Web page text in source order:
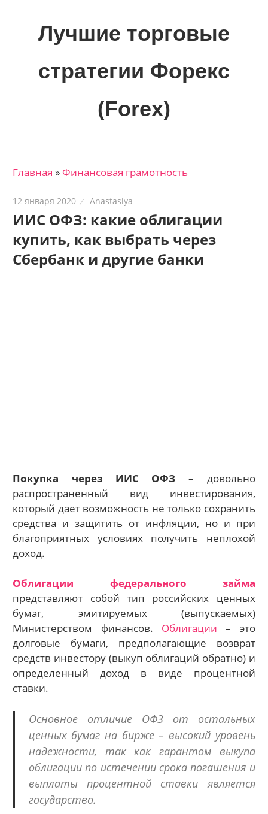
Лучшие торговые
стратегии Форекс
(Forex)
трейдеров
финансовых
рынках:
стратегии,
сигналы,
новости…
Главная » Финансовая грамотность
12 января 2020 Anastasiya
ИИС ОФЗ: какие облигации
купить, как выбрать через
Сбербанк и другие банки
Покупка через ИИС ОФЗ – довольно
распространенный вид инвестирования,
который дает возможность не только сохранить
средства и защитить от инфляции, но и при
благоприятных условиях получить неплохой
доход.
Облигации федерального займа
представляют собой тип российских ценных
бумаг, эмитируемых (выпускаемых)
Министерством финансов. Облигации – это
долговые бумаги, предполагающие возврат
средств инвестору (выкуп облигаций обратно) и
определенный доход в виде процентной
ставки.
Основное отличие ОФЗ от остальных
ценных бумаг на бирже – высокий уровень
надежности, так как гарантом выкупа
облигации по истечении срока погашения и
выплаты процентной ставки является
государство.